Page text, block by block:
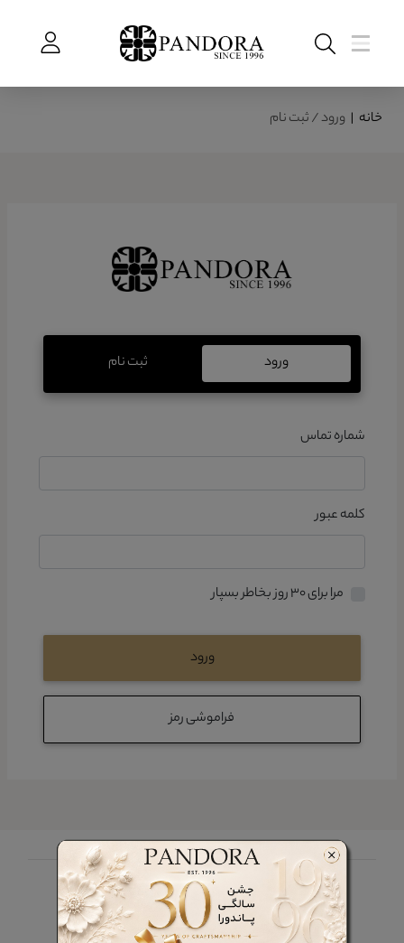
خانه | ورود / ثبت نام
ورود ثبت نام
شماره تماس
کلمه عبور
مرا برای ۳۰ روز بخاطر بسپار
ورود
فراموشی رمز
چرم پاندورا را در شبکه های اجتماعی دنبال کنید